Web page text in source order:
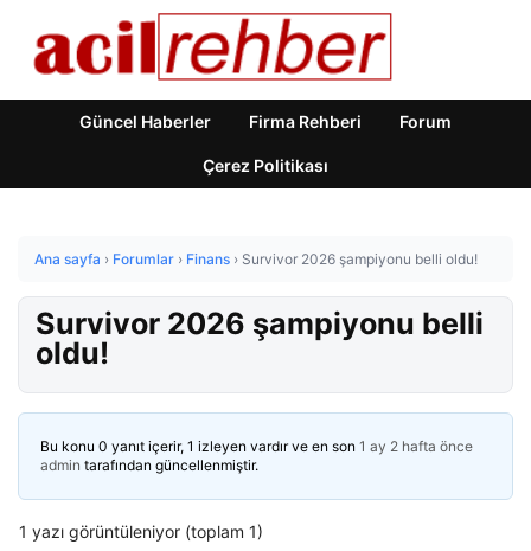
Güncel Haberler Firma Rehberi Forum
Çerez Politikası
Ana sayfa › Forumlar › Finans › Survivor 2026 şampiyonu belli oldu!
Survivor 2026 şampiyonu belli
oldu!
Bu konu 0 yanıt içerir, 1 izleyen vardır ve en son 1 ay 2 hafta önce
admin tarafından güncellenmiştir.
1 yazı görüntüleniyor (toplam 1)